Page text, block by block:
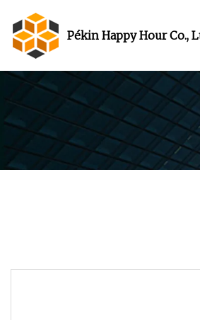
Pékin Happy Hour Co.,